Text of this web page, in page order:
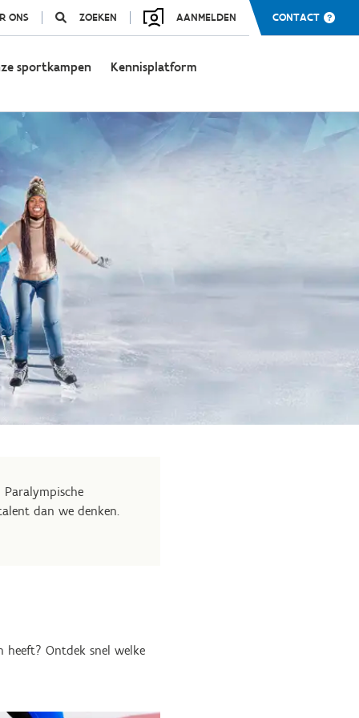
ONS ZOEKEN AANMELDEN CONTACT
sportkampen Kennisplatform
dan we denken.
heeft? Ontdek snel welke